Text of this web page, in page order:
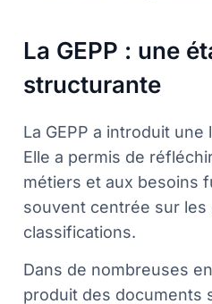
La GEPP : une
structurante
La GEPP a introduit une
Elle a permis de
métiers et aux besoins
souvent centrée sur les
classifications.
Dans de nombreuses
produit des documents